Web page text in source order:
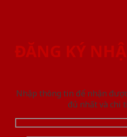
ĐĂNG KÝ
Nhập thông tin để nhận
đủ nhất và chi